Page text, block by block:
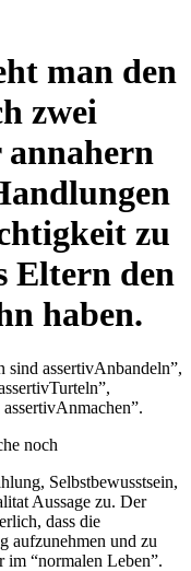
man den
zwei
annahern
zu
Eltern den
haben.
sind assertivAnbandeln”,
noch
Selbstbewusstsein,
Aussage zu. Der
dass die
aufzunehmen und zu
im “normalen Leben”.